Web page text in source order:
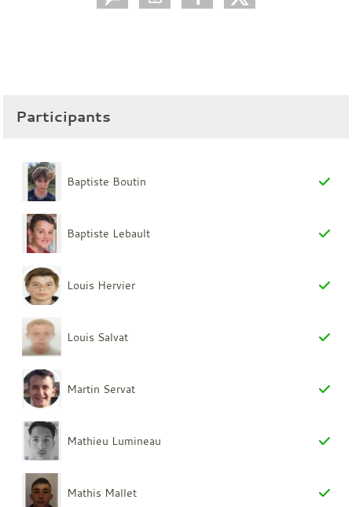
Participants
Baptiste Boutin
Baptiste Lebault
Louis Hervier
Louis Salvat
Martin Servat
Mathieu Lumineau
Mathis Mallet